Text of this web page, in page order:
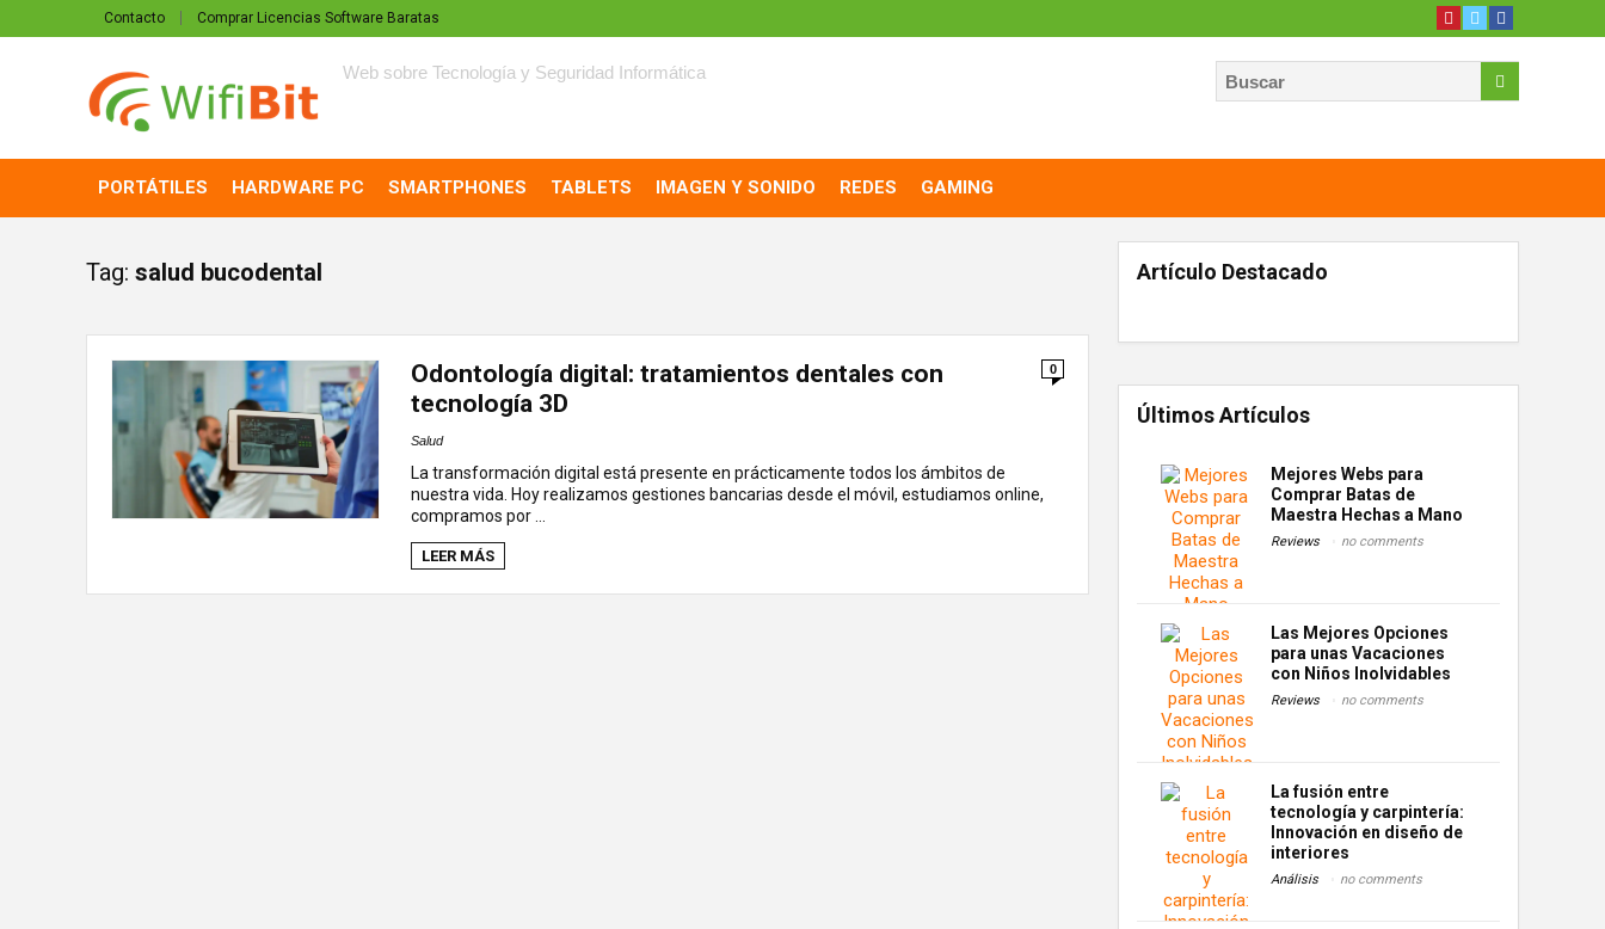
Contacto Comprar Licencias Software Baratas
Web sobre Tecnología y Seguridad Informática
PORTÁTILES HARDWARE PC SMARTPHONES TABLETS IMAGEN Y SONIDO REDES GAMING
Tag: salud bucodental
Odontología digital: tratamientos dentales con
tecnología 3D
0
Salud
La transformación digital está presente en prácticamente todos los ámbitos de
nuestra vida. Hoy realizamos gestiones bancarias desde el móvil, estudiamos online,
compramos por ...
LEER MÁS
Artículo Destacado
Últimos Artículos
Mejores Webs para
Comprar Batas de
Maestra Hechas a Mano
Reviews no comments
Las Mejores Opciones
para unas Vacaciones
con Niños Inolvidables
Reviews no comments
La fusión entre
tecnología y carpintería:
Innovación en diseño de
interiores
Análisis no comments